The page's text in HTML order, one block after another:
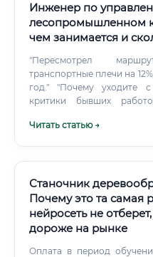
Инженер по
лесопромышленном
чем занимается и
"Пересмотрел
транспортные плечи на
год." "Почему уходите с текущего места?" Никакой
критики бывших
ЛПК меняется.
Читать статью →
Станочник
Почему это та самая
нейросеть не
дороже на рынке
Оплата в период